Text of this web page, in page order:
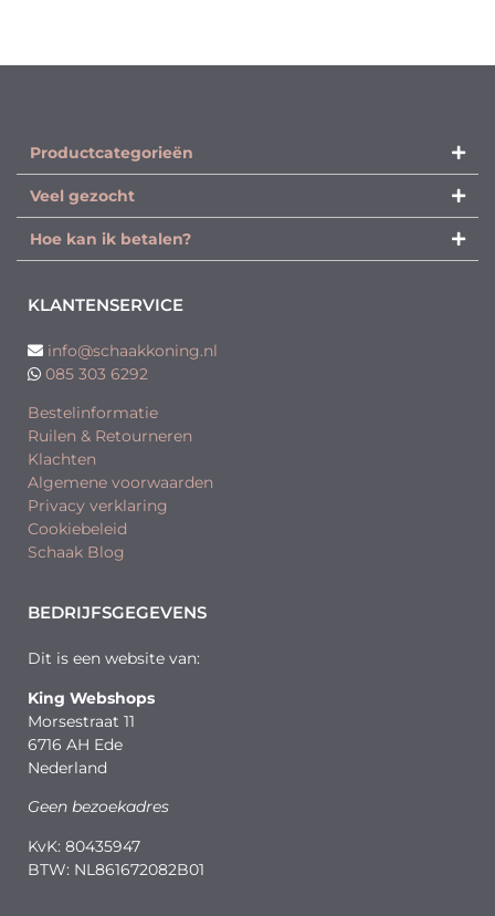
Productcategorieën​
Veel gezocht
Hoe kan ik betalen?
KLANTENSERVICE
info@schaakkoning.nl
085 303 6292
Bestelinformatie
Ruilen & Retourneren
Klachten
Algemene voorwaarden
Privacy verklaring
Cookiebeleid
Schaak Blog
BEDRIJFSGEGEVENS
Dit is een website van:
King Webshops
Morsestraat 11
6716 AH Ede
Nederland
Geen bezoekadres
KvK: 80435947
BTW: NL861672082B01